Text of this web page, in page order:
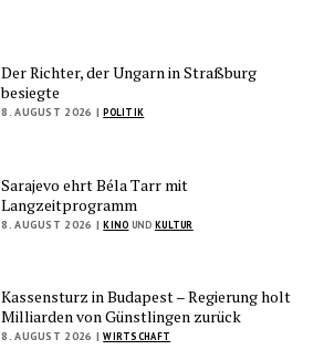
Der Richter, der Ungarn in Straßburg
besiegte
8. AUGUST 2026 | POLITIK
Sarajevo ehrt Béla Tarr mit
Langzeitprogramm
8. AUGUST 2026 | KINO UND KULTUR
Kassensturz in Budapest – Regierung holt
Milliarden von Günstlingen zurück
8. AUGUST 2026 | WIRTSCHAFT